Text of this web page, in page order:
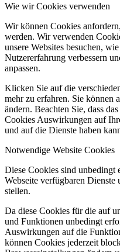
Wie wir Cookies verwenden
Wir können Cookies
werden. Wir verwenden
unsere Websites besuchen,
Nutzererfahrung verbessern
anpassen.
Klicken Sie auf die
mehr zu erfahren. Sie können
ändern. Beachten Sie, dass
Cookies Auswirkungen auf
und auf die Dienste haben
Notwendige Website Cookies
Diese Cookies sind unbedingt
Webseite verfügbaren
stellen.
Da diese Cookies für die auf
und Funktionen unbedingt
Auswirkungen auf die
können Cookies jederzeit